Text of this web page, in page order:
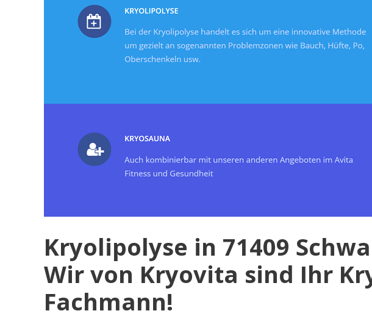
Kryolipolyse in 71409
Wir von Kryovita sind Ihr
Fachmann!